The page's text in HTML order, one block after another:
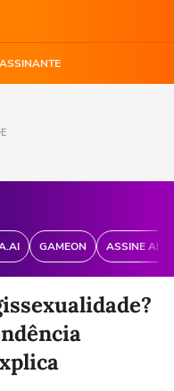
GAMEON ASSINE